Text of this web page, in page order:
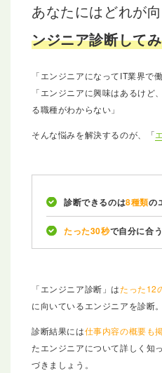
あなたにはどれが
ンジニア診断して
「エンジニアになってIT業界で
「エンジニアに興味はあるけど
る職種がわからない」
そんな悩みを解決するのが、「
診断できるのは8種類の
たった30秒で自分に合
「エンジニア診断」はたった12
に向いているエンジニアを診断。
診断結果には仕事内容の概要も
たエンジニアについて詳しく知
づきましょう。